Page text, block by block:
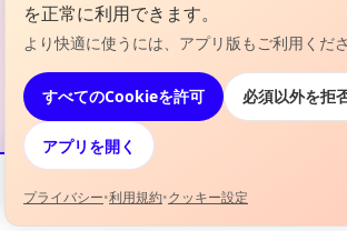
イベント 地図
を正常に利用できます。
より快適に使うには、アプリ版もご利用くださ
すべてのCookieを許可 必須以外を拒
アプリを開く
プライバシー•利用規約•クッキー設定